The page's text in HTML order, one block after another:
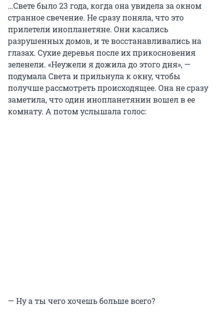
…Свете было 23 года, когда она увидела за окном
странное свечение. Не сразу поняла, что это
прилетели инопланетяне. Они касались
разрушенных домов, и те восстанавливались на
глазах. Сухие деревья после их прикосновения
зеленели. «Неужели я дожила до этого дня», —
подумала Света и прильнула к окну, чтобы
получше рассмотреть происходящее. Она не сразу
заметила, что один инопланетянин вошел в ее
комнату. А потом услышала голос:
— Ну а ты чего хочешь больше всего?